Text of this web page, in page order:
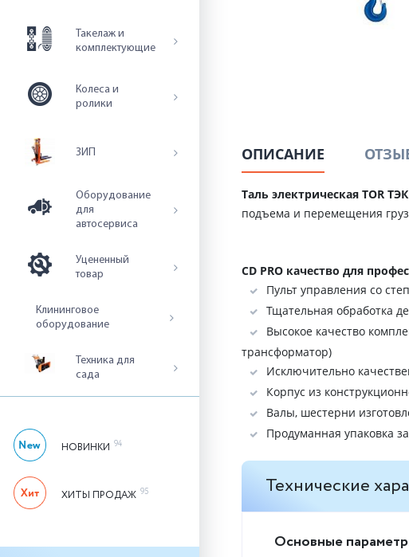
Такелаж и
комплектующие
Колеса и
ролики
ЗИП
Оборудование
для
автосервиса
Уцененный
товар
Клининговое
оборудование
Техника для
сада
НОВИНКИ 94
ХИТЫ ПРОДАЖ 95
ОПИСАНИЕ
Таль электрическая TOR
подъема и перемещения
CD PRO качество для
Пульт управления со
Тщательная обработка
Высокое качество
трансформатор)
Исключительно
Корпус из
Валы, шестерни
Продуманная упаковка
Технические
Основные